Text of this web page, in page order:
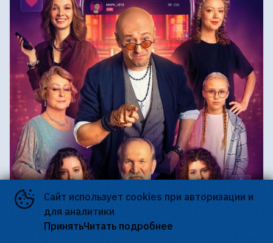
Сайт использует cookies при авторизации и
для аналитики
ПринятьЧитать подробнее